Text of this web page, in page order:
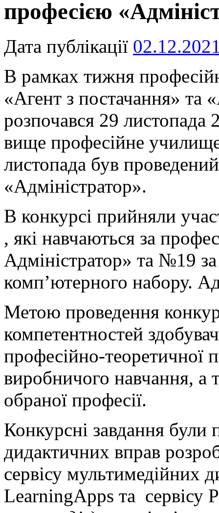
професією
Дата публікації
В рамках тижня
«Агент з постачання» та
розпочався 29 листопада
вище професійне
листопада був
«Адміністратор».
В конкурсі прийняли
, які навчаються за
Адміністратор» та №19
комп’ютерного набору.
Метою проведення
компетентностей
професійно-теоретичної
виробничого навчання, а
обраної професії.
Конкурсні завдання були
дидактичних вправ
сервісу мультимедійних
LearningApps та сервісу